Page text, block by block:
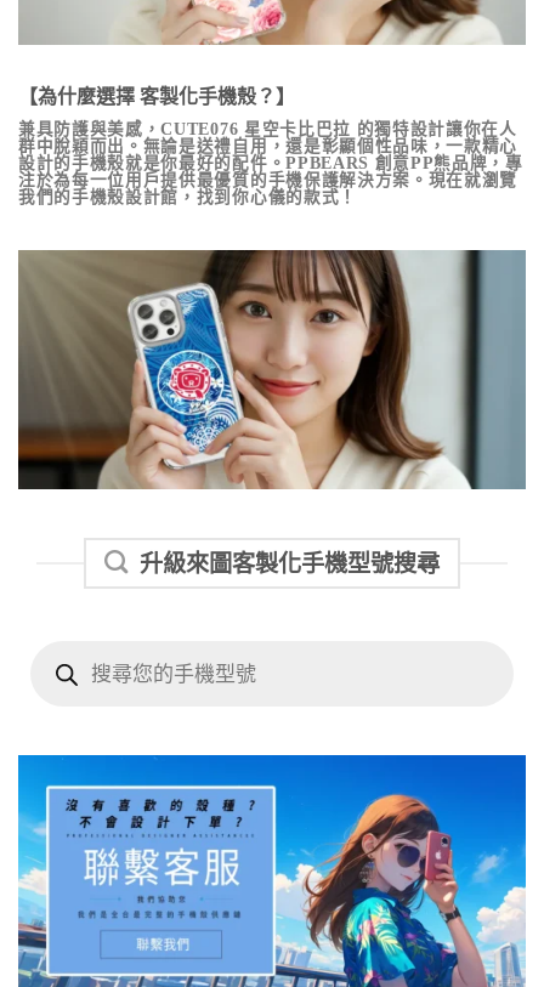
【為什麼選擇 客製化手機殼？】
兼具防護與美感，CUTE076 星空卡比巴拉 的獨特設計讓你在人
群中脫穎而出。無論是送禮自用，還是彰顯個性品味，一款精心
設計的手機殼就是你最好的配件。PPBEARS 創意PP熊品牌，專
注於為每一位用戶提供最優質的手機保護解決方案。現在就瀏覽
我們的手機殼設計館，找到你心儀的款式！
升級來圖客製化手機型號搜尋
search